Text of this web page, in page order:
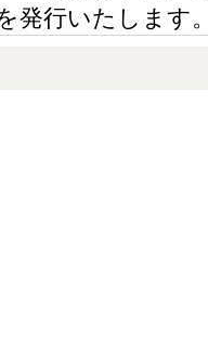
発行いたしま